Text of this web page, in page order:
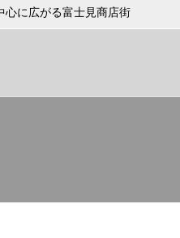
心に広がる富士見商店街